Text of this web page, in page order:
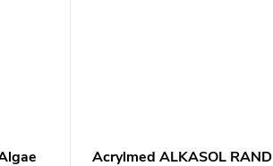
Acrylmed ALKASOL RAND